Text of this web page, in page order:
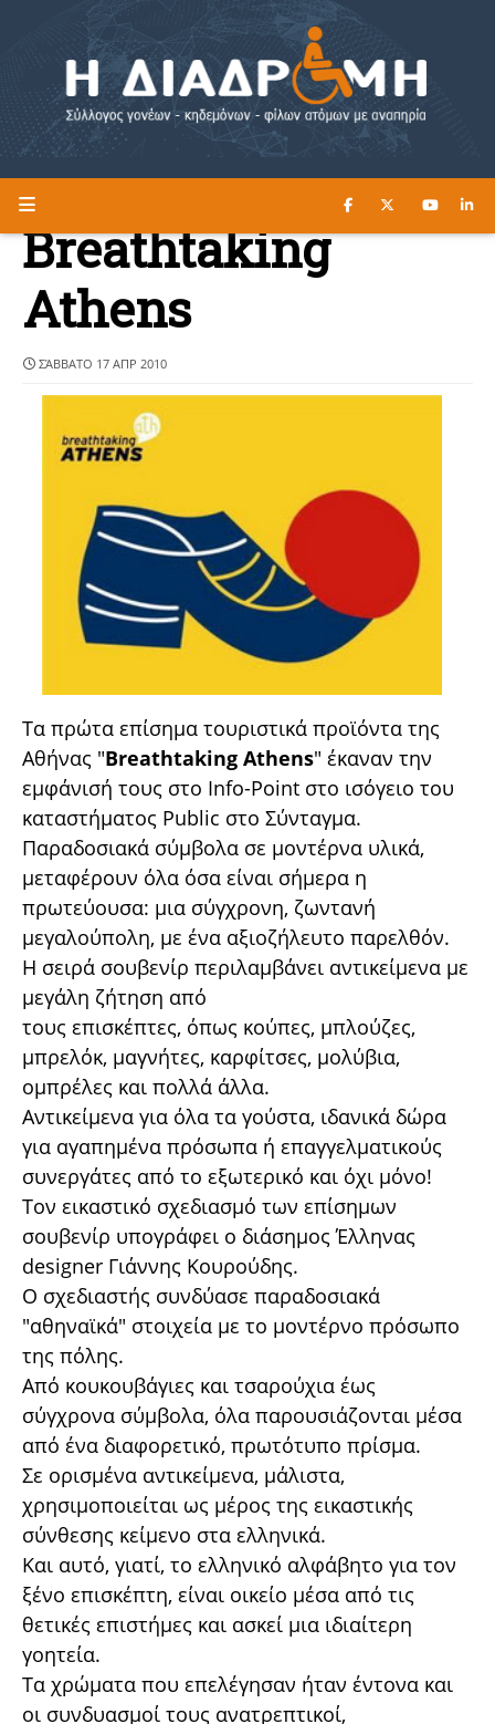
Η ΔΙΑΔΡΟΜΗ ΔΙΑΒΑΣΤΕ ΕΔΩ ►
Breathtaking
Athens
ΣΆΒΒΑΤΟ 17 ΑΠΡ 2010
Τα πρώτα επίσημα τουριστικά προϊόντα της
Αθήνας "Breathtaking Athens" έκαναν την
εμφάνισή τους στο Info-Point στο ισόγειο του
καταστήματος Public στο Σύνταγμα.
Παραδοσιακά σύμβολα σε μοντέρνα υλικά,
μεταφέρουν όλα όσα είναι σήμερα η
πρωτεύουσα: μια σύγχρονη, ζωντανή
μεγαλούπολη, με ένα αξιοζήλευτο παρελθόν.
Η σειρά σουβενίρ περιλαμβάνει αντικείμενα με
μεγάλη ζήτηση από
τους επισκέπτες, όπως κούπες, μπλούζες,
μπρελόκ, μαγνήτες, καρφίτσες, μολύβια,
ομπρέλες και πολλά άλλα.
Αντικείμενα για όλα τα γούστα, ιδανικά δώρα
για αγαπημένα πρόσωπα ή επαγγελματικούς
συνεργάτες από το εξωτερικό και όχι μόνο!
Τον εικαστικό σχεδιασμό των επίσημων
σουβενίρ υπογράφει ο διάσημος Έλληνας
designer Γιάννης Κουρούδης.
Ο σχεδιαστής συνδύασε παραδοσιακά
"αθηναϊκά" στοιχεία με το μοντέρνο πρόσωπο
της πόλης.
Από κουκουβάγιες και τσαρούχια έως
σύγχρονα σύμβολα, όλα παρουσιάζονται μέσα
από ένα διαφορετικό, πρωτότυπο πρίσμα.
Σε ορισμένα αντικείμενα, μάλιστα,
χρησιμοποιείται ως μέρος της εικαστικής
σύνθεσης κείμενο στα ελληνικά.
Και αυτό, γιατί, το ελληνικό αλφάβητο για τον
ξένο επισκέπτη, είναι οικείο μέσα από τις
θετικές επιστήμες και ασκεί μια ιδιαίτερη
γοητεία.
Τα χρώματα που επελέγησαν ήταν έντονα και
οι συνδυασμοί τους ανατρεπτικοί,